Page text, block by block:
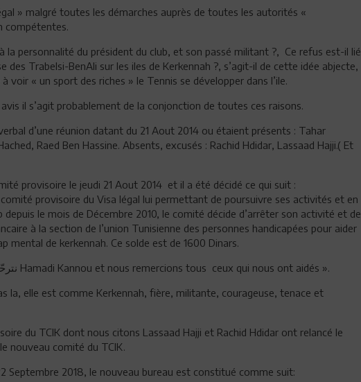
» malgré toutes les démarches auprès de toutes les autorités «
compétentes.
la personnalité du président du club, et son passé militant ?, Ce refus est-il lié
des Trabelsi-BenAli sur les iles de Kerkennah ?, s’agit-il de cette idée abjecte,
voir « un sport des riches » le Tennis se développer dans l’ile.
il s’agit probablement de la conjonction de toutes ces raisons.
d’une réunion datant du 21 Aout 2014 ou étaient présents : Tahar
Raed Ben Hassine. Absents, excusés : Rachid Hdidar, Lassaad Hajji.( Et
provisoire le jeudi 21 Aout 2014 et il a été décidé ce qui suit :
provisoire du Visa légal lui permettant de poursuivre ses activités et en
depuis le mois de Décembre 2010, le comité décide d’arrêter son activité et de
à la section de l’union Tunisienne des personnes handicapées pour aider
mental de kerkennah. Ce solde est de 1600 Dinars.
A cette occasion نترحّم على روح صديقنا Hamadi Kannou et nous remercions tous ceux qui nous ont aidés ».
la, elle est comme Kerkennah, fière, militante, courageuse, tenace et
du TCIK dont nous citons Lassaad Hajji et Rachid Hdidar ont relancé le
nouveau comité du TCIK.
Septembre 2018, le nouveau bureau est constitué comme suit: